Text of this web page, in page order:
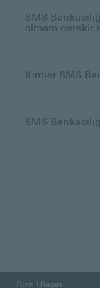
SMS
olmam gerekir
Kimler SMS
SMS
Bize Ulaşın